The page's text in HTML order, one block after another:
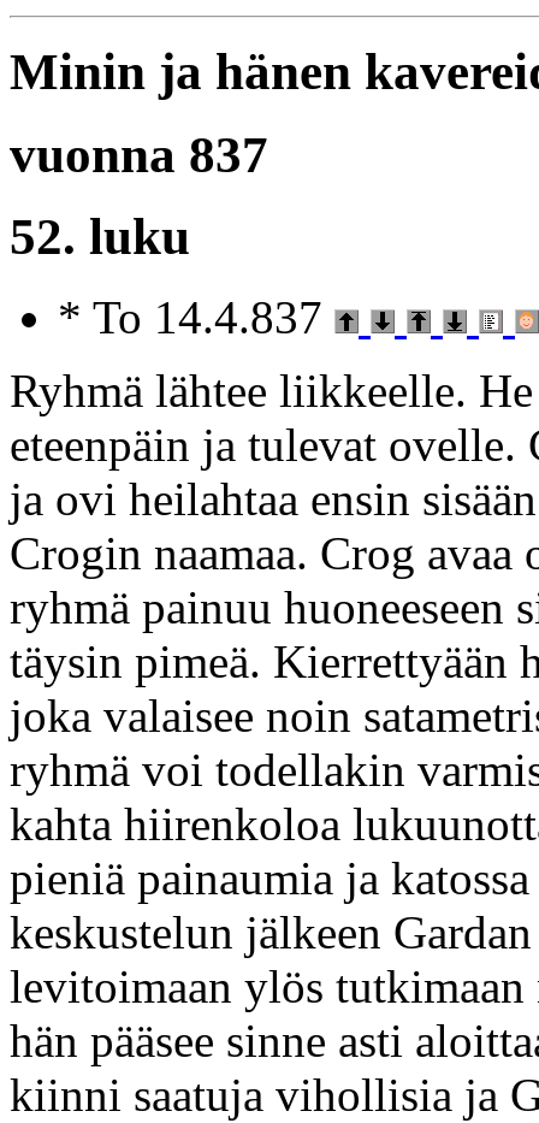
Minin ja hänen
vuonna 837
52. luku
* To 14.4.837
Ryhmä lähtee liikkeelle.
eteenpäin ja tulevat ovelle.
ja ovi heilahtaa ensin
Crogin naamaa. Crog avaa
ryhmä painuu huoneeseen
täysin pimeä. Kierrettyään
joka valaisee noin
ryhmä voi todellakin
kahta hiirenkoloa
pieniä painaumia ja
keskustelun jälkeen
levitoimaan ylös
hän pääsee sinne asti
kiinni saatuja vihollisia ja